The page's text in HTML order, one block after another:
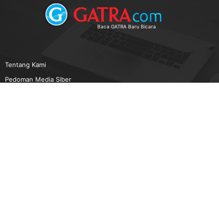
Baca GATRA Baru Bicara
Tentang Kami
Pedoman Media Siber